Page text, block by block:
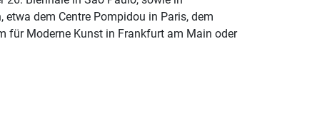
dem Centre Pompidou in Paris, dem
für Moderne Kunst in Frankfurt am Main oder